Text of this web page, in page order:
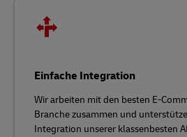
Einfache Integration
Wir arbeiten mit den besten E-
Branche zusammen und
Integration unserer klassenbesten